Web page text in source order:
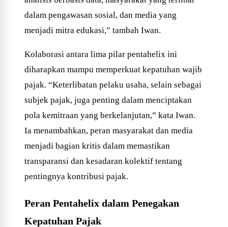
dalam pengawasan sosial, dan media yang
menjadi mitra edukasi,” tambah Iwan.
Kolaborasi antara lima pilar pentahelix ini
diharapkan mampu memperkuat kepatuhan wajib
pajak. “Keterlibatan pelaku usaha, selain sebagai
subjek pajak, juga penting dalam menciptakan
pola kemitraan yang berkelanjutan,” kata Iwan.
Ia menambahkan, peran masyarakat dan media
menjadi bagian kritis dalam memastikan
transparansi dan kesadaran kolektif tentang
pentingnya kontribusi pajak.
Peran Pentahelix dalam Penegakan
Kepatuhan Pajak